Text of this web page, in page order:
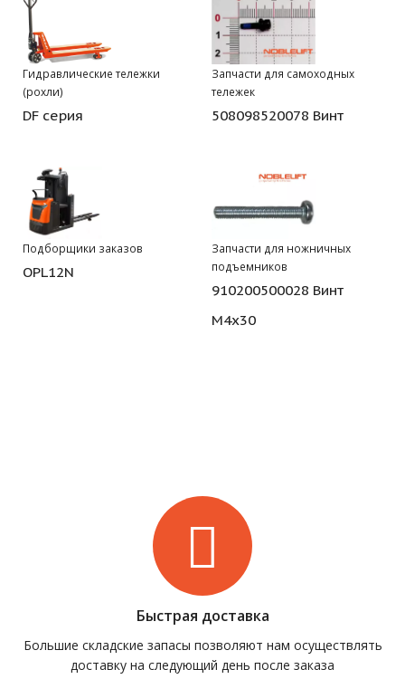
Гидравлические тележки
(рохли)
DF серия
Запчасти для самоходных
тележек
508098520078 Винт
Подборщики заказов
OPL12N
Запчасти для ножничных
подъемников
910200500028 Винт
М4х30
Быстрая доставка
Большие складские запасы позволяют нам осуществлять
доставку на следующий день после заказа